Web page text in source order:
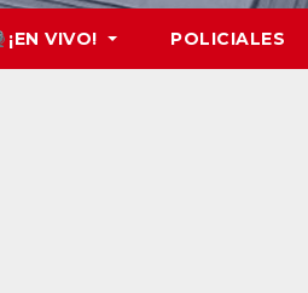
¡EN VIVO! POLICIALES